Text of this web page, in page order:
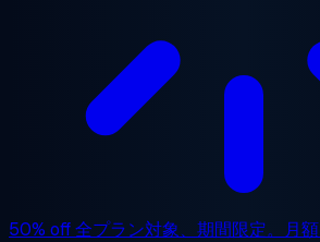
50% off全プラン対象、期間限定。月額